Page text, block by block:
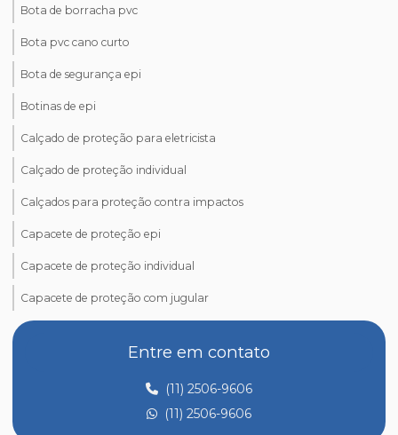
Bota de borracha pvc
Bota pvc cano curto
Bota de segurança epi
Botinas de epi
Calçado de proteção para eletricista
Calçado de proteção individual
Calçados para proteção contra impactos
Capacete de proteção epi
Capacete de proteção individual
Capacete de proteção com jugular
Comprar epi para trabalho em altura
Comprar óculos de proteção epi
Creme de proteção para as mãos epi
Entre em contato
(11) 2506-9606
(11) 2506-9606